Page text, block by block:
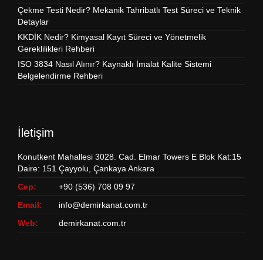
Çekme Testi Nedir? Mekanik Tahribatlı Test Süreci ve Teknik
Detaylar
KKDİK Nedir? Kimyasal Kayıt Süreci ve Yönetmelik
Gereklilikleri Rehberi
ISO 3834 Nasıl Alınır? Kaynaklı İmalat Kalite Sistemi
Belgelendirme Rehberi
İletişim
Konutkent Mahallesi 3028. Cad. Elmar Towers E Blok Kat:15
Daire: 151 Çayyolu, Çankaya Ankara
Cep:
+90 (536) 708 09 97
Email:
info@demirkanat.com.tr
Web:
demirkanat.com.tr